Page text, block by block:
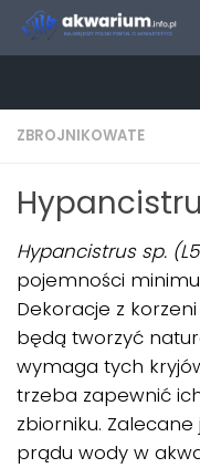
Skip to content
ZBROJNIKOWATE
Hypancistrus sp.
pojemności
Dekoracje z
będą tworzyć
wymaga tych
trzeba zapewnić
zbiorniku.
prądu wody w